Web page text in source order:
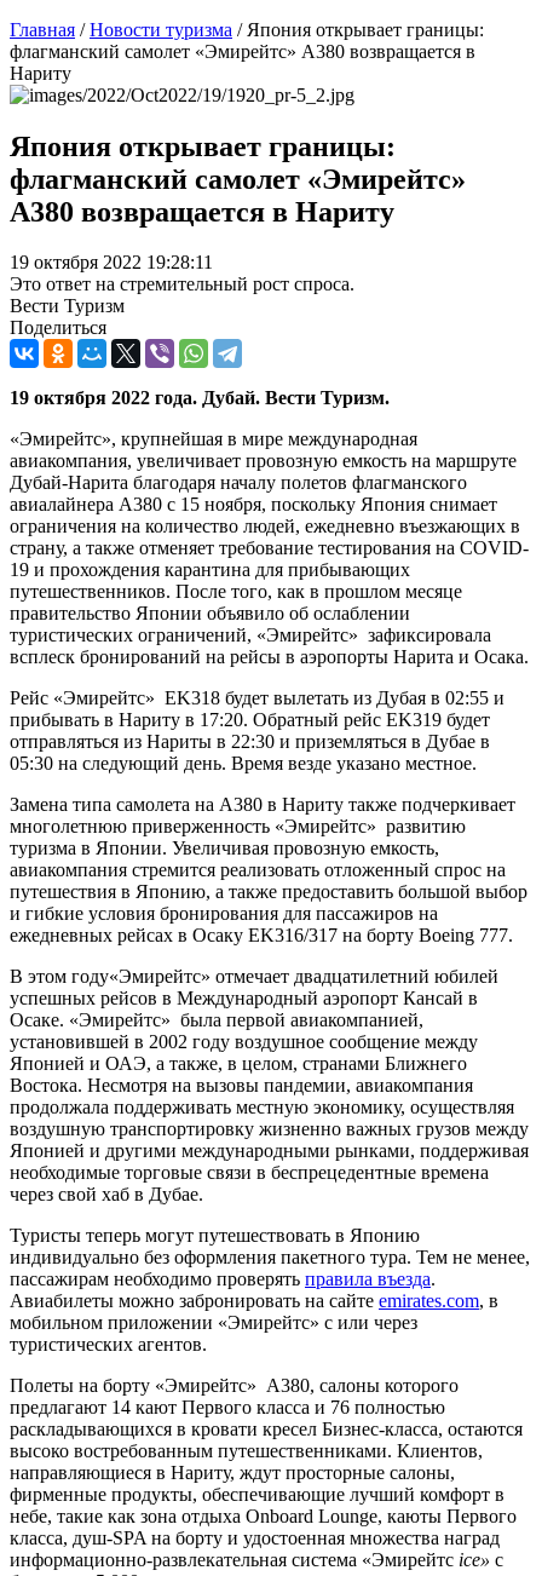
Главная /Новости туризма / Япония открывает границы:
флагманский самолет «Эмирейтс» A380 возвращается в
Нариту
Япония открывает границы:
флагманский самолет «Эмирейтс»
A380 возвращается в Нариту
19 октября 2022 19:28:11
Это ответ на стремительный рост спроса.
Вести Туризм
Поделиться
19 октября 2022 года. Дубай. Вести Туризм.
«Эмирейтс», крупнейшая в мире международная
авиакомпания, увеличивает провозную емкость на маршруте
Дубай-Нарита благодаря началу полетов флагманского
авиалайнера A380 с 15 ноября, поскольку Япония снимает
ограничения на количество людей, ежедневно въезжающих в
страну, а также отменяет требование тестирования на COVID-
19 и прохождения карантина для прибывающих
путешественников. После того, как в прошлом месяце
правительство Японии объявило об ослаблении
туристических ограничений, «Эмирейтс» зафиксировала
всплеск бронирований на рейсы в аэропорты Нарита и Осака.
Рейс «Эмирейтс» EK318 будет вылетать из Дубая в 02:55 и
прибывать в Нариту в 17:20. Обратный рейс EK319 будет
отправляться из Нариты в 22:30 и приземляться в Дубае в
05:30 на следующий день. Время везде указано местное.
Замена типа самолета на A380 в Нариту также подчеркивает
многолетнюю приверженность «Эмирейтс» развитию
туризма в Японии. Увеличивая провозную емкость,
авиакомпания стремится реализовать отложенный спрос на
путешествия в Японию, а также предоставить большой выбор
и гибкие условия бронирования для пассажиров на
ежедневных рейсах в Осаку EK316/317 на борту Boeing 777.
В этом году«Эмирейтс» отмечает двадцатилетний юбилей
успешных рейсов в Международный аэропорт Кансай в
Осаке. «Эмирейтс» была первой авиакомпанией,
установившей в 2002 году воздушное сообщение между
Японией и ОАЭ, а также, в целом, странами Ближнего
Востока. Несмотря на вызовы пандемии, авиакомпания
продолжала поддерживать местную экономику, осуществляя
воздушную транспортировку жизненно важных грузов между
Японией и другими международными рынками, поддерживая
необходимые торговые связи в беспрецедентные времена
через свой хаб в Дубае.
Туристы теперь могут путешествовать в Японию
индивидуально без оформления пакетного тура. Тем не менее,
пассажирам необходимо проверять правила въезда.
Авиабилеты можно забронировать на сайте emirates.com, в
мобильном приложении «Эмирейтс» с или через
туристических агентов.
Полеты на борту «Эмирейтс» A380, салоны которого
предлагают 14 кают Первого класса и 76 полностью
раскладывающихся в кровати кресел Бизнес-класса, остаются
высоко востребованным путешественниками. Клиентов,
направляющиеся в Нариту, ждут просторные салоны,
фирменные продукты, обеспечивающие лучший комфорт в
небе, такие как зона отдыха Onboard Lounge, каюты Первого
класса, душ-SPA на борту и удостоенная множества наград
информационно-развлекательная система «Эмирейтс ice» с